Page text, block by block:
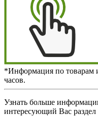
*Информация по товарам
часов.
Узнать больше
интересующий Вас раздел